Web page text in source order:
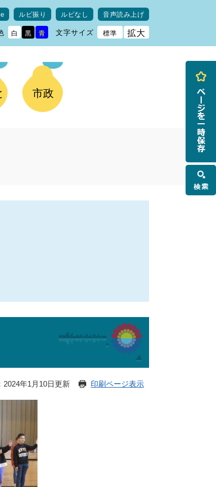
ルビ振り ルビなし 音声読み上げ
白 黒 青 文字サイズ 標準 拡大
市政
2024年1月10日更新 印刷ページ表示